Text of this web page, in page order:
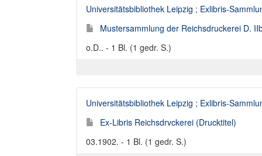
Universitätsbibliothek Leipzig ; Exlibris-
Mustersammlung der Reichsdruckerei D.
o.D.. - 1 Bl. (1 gedr. S.)
Universitätsbibliothek Leipzig ; Exlibris-
Ex-Libris Reichsdrvckerei (Drucktitel)
03.1902. - 1 Bl. (1 gedr. S.)